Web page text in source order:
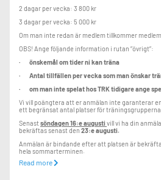
2 dagar per vecka: 3 800 kr
3 dagar per vecka: 5 000 kr
Om man inte redan är medlem tillkommer
OBS! Ange följande information i rutan ”övrigt”:
· önskemål om tider ni kan träna
· Antal tillfällen per vecka som man önskar
· om man inte spelat hos TRK tidigare ange
Vi vill poängtera att er anmälan inte garanterar
ett begränsat antal platser för
Senastsöndagen 16:e augusti vill vi ha din
bekräftas senast den 23:e augusti.
Anmälan är bindande efter att platsen är
hela sommarterminen.
Vid frågor maila tennis@trosaracketklubb.se.
Read more